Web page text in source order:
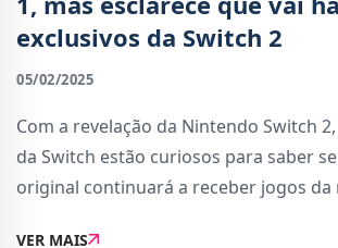
exclusivos da Switch 2
05/02/2025
Com a revelação da Nintendo Switch
da Switch estão curiosos para saber
original continuará a receber jogos da
VER MAIS